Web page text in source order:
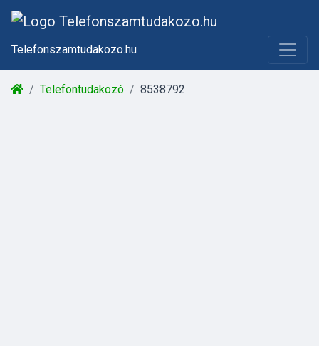
Telefonszamtudakozo.hu
Telefontudakozó 8538792